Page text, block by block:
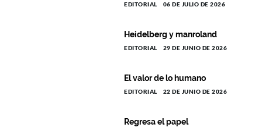
EDITORIAL 06 DE JULIO DE 2026
Heidelberg y manroland
EDITORIAL 29 DE JUNIO DE 2026
El valor de lo humano
EDITORIAL 22 DE JUNIO DE 2026
Regresa el papel